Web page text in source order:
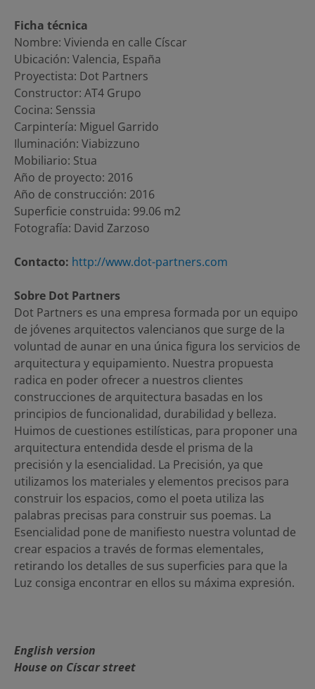
Ficha técnica
Nombre: Vivienda en calle Císcar
Ubicación: Valencia, España
Proyectista: Dot Partners
Constructor: AT4 Grupo
Cocina: Senssia
Carpintería: Miguel Garrido
Iluminación: Viabizzuno
Mobiliario: Stua
Año de proyecto: 2016
Año de construcción: 2016
Superficie construida: 99.06 m2
Fotografía: David Zarzoso
Contacto: http://www.dot-partners.com
Sobre Dot Partners
Dot Partners es una empresa formada por un equipo
de jóvenes arquitectos valencianos que surge de la
voluntad de aunar en una única figura los servicios de
arquitectura y equipamiento. Nuestra propuesta
radica en poder ofrecer a nuestros clientes
construcciones de arquitectura basadas en los
principios de funcionalidad, durabilidad y belleza.
Huimos de cuestiones estilísticas, para proponer una
arquitectura entendida desde el prisma de la
precisión y la esencialidad. La Precisión, ya que
utilizamos los materiales y elementos precisos para
construir los espacios, como el poeta utiliza las
palabras precisas para construir sus poemas. La
Esencialidad pone de manifiesto nuestra voluntad de
crear espacios a través de formas elementales,
retirando los detalles de sus superficies para que la
Luz consiga encontrar en ellos su máxima expresión.
English version
House on Císcar street